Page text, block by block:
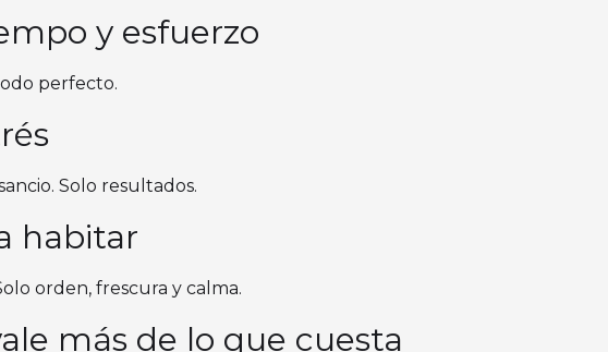
y esfuerzo
perfecto.
Solo resultados.
habitar
orden, frescura y calma.
más de lo que cuesta